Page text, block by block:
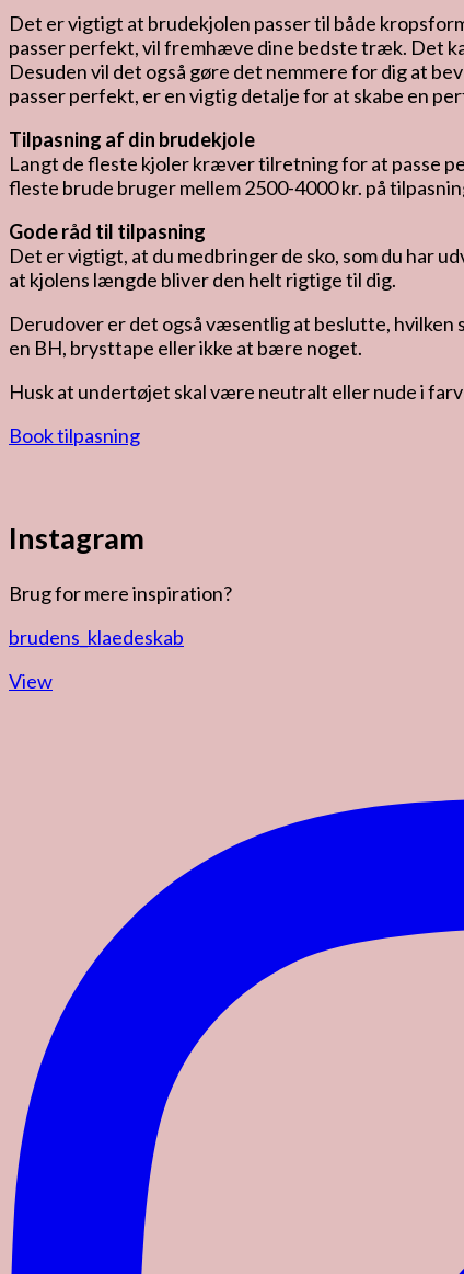
Det er vigtigt at brudekjolen passer til både
passer perfekt, vil fremhæve dine bedste træk. Det
Desuden vil det også gøre det nemmere for dig at
passer perfekt, er en vigtig detalje for at skabe en
Tilpasning af din brudekjole
Langt de fleste kjoler kræver tilretning for at passe
fleste brude bruger mellem 2500-4000 kr. på
Gode råd til tilpasning
Det er vigtigt, at du medbringer de sko, som du har
at kjolens længde bliver den helt rigtige til dig.
Derudover er det også væsentlig at beslutte,
en BH, brysttape eller ikke at bære noget.
Husk at undertøjet skal være neutralt eller nude i
Book tilpasning
Instagram
Brug for mere inspiration?
brudens_klaedeskab
View